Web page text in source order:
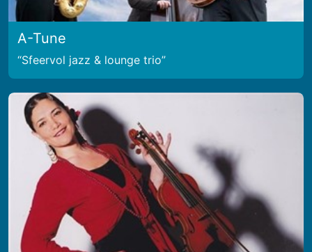
A-Tune
Sfeervol jazz & lounge trio